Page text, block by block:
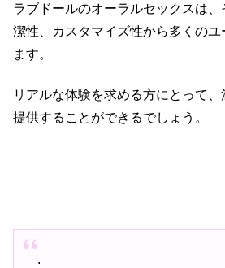
ラブドールのオーラルセックスは
潔性、カスタマイズ性から多くの
ます。
リアルな体験を求める方にとって
提供することができるでしょう。
.